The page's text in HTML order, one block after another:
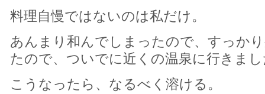
料理自慢ではないのは私だけ。
あんまり和んでしまったので、すっか
たので、ついでに近くの温泉に行きま
こうなったら、なるべく溶ける。